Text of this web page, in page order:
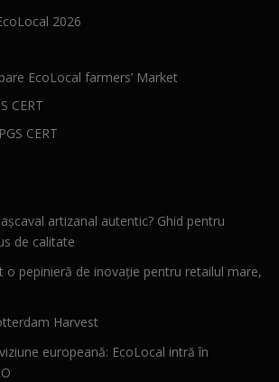
2026
EcoLocal farmers’ Market
CERT
CERT
artizanal autentic? Ghid pentru
de calitate
o pepinieră de inovație pentru retailul mare,
Harvest
europeană: EcoLocal intră în